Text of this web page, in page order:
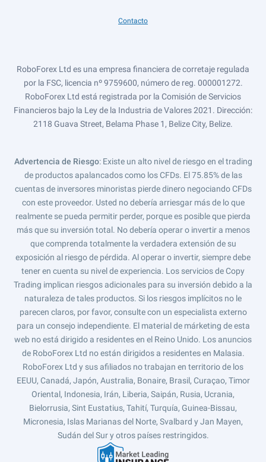
Contacto
RoboForex Ltd es una empresa financiera de corretaje regulada
por la FSC, licencia nº 9759600, número de reg. 000001272.
RoboForex Ltd está registrada por la Comisión de Servicios
Financieros bajo la Ley de la Industria de Valores 2021. Dirección:
2118 Guava Street, Belama Phase 1, Belize City, Belize.
Advertencia de Riesgo: Existe un alto nivel de riesgo en el trading
de productos apalancados como los CFDs. El 75.85% de las
cuentas de inversores minoristas pierde dinero negociando CFDs
con este proveedor. Usted no debería arriesgar más de lo que
realmente se pueda permitir perder, porque es posible que pierda
más que su inversión total. No debería operar o invertir a menos
que comprenda totalmente la verdadera extensión de su
exposición al riesgo de pérdida. Al operar o invertir, siempre debe
tener en cuenta su nivel de experiencia. Los servicios de Copy
Trading implican riesgos adicionales para su inversión debido a la
naturaleza de tales productos. Si los riesgos implícitos no le
parecen claros, por favor, consulte con un especialista externo
para un consejo independiente. El material de márketing de esta
web no está dirigido a residentes en el Reino Unido. Los anuncios
de RoboForex Ltd no están dirigidos a residentes en Malasia.
RoboForex Ltd y sus afiliados no trabajan en territorio de los
EEUU, Canadá, Japón, Australia, Bonaire, Brasil, Curaçao, Timor
Oriental, Indonesia, Irán, Liberia, Saipán, Rusia, Ucrania,
Bielorrusia, Sint Eustatius, Tahití, Turquía, Guinea-Bissau,
Micronesia, Islas Marianas del Norte, Svalbard y Jan Mayen,
Sudán del Sur y otros países restringidos.